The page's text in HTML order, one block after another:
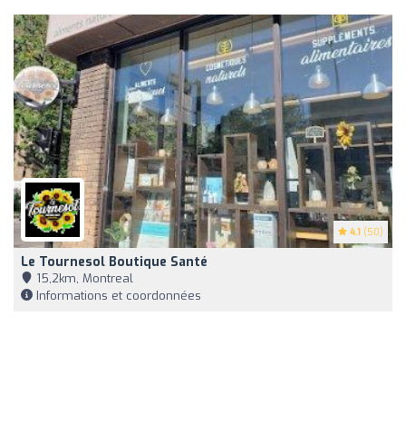
4.1 (50)
Le Tournesol Boutique Santé
15,2km, Montreal
Informations et coordonnées